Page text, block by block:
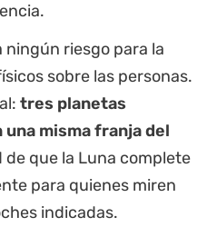
ningún riesgo para la
sobre las personas.
tres planetas
misma franja del
de que la Luna complete
para quienes miren
indicadas.